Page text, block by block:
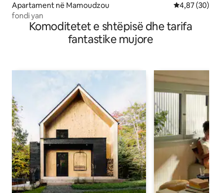
Apartament në Mamoudzou Vlerësimi
4,87 (30)
fondi yan
Komoditetet e shtëpisë dhe tarifa
fantastike mujore